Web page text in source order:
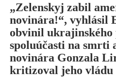
„Zelenskyj zabil
novinára!“, vyhlásil
obvinil ukrajinského
spoluúčasti na smrti
novinára Gonzala
kritizoval jeho vládu